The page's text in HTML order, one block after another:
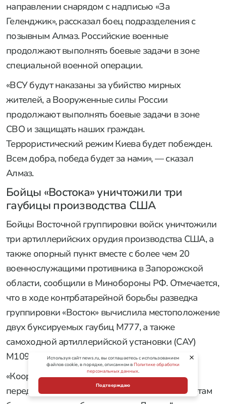
направлении снарядом с надписью «За
Геленджик», рассказал боец подразделения с
позывным Алмаз. Российские военные
продолжают выполнять боевые задачи в зоне
специальной военной операции.
«ВСУ будут наказаны за убийство мирных
жителей, а Вооруженные силы России
продолжают выполнять боевые задачи в зоне
СВО и защищать наших граждан.
Террористический режим Киева будет побежден.
Всем добра, победа будет за нами», — сказал
Алмаз.
Бойцы «Востока» уничтожили три
гаубицы производства США
Бойцы Восточной группировки войск уничтожили
три артиллерийских орудия производства США, а
также опорный пункт вместе с более чем 20
военнослужащими противника в Запорожской
области, сообщили в Минобороны РФ. Отмечается,
что в ходе контрбатарейной борьбы разведка
группировки «Восток» вычислила местоположение
двух буксируемых гаубиц M777, а также
самоходной артиллерийской установки (САУ)
M109 Paladin.
«Координаты обнаруженных целей были
переданы операторам ударных БПЛА и расчетам
Используя сайт news.ru, вы соглашаетесь с использованием
файлов cookie, в порядке, описанном вПолитике обработки
персональных данных.
Подтверждаю